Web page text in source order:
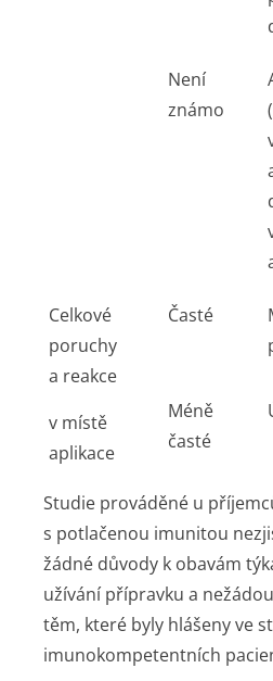
Není
známo
Celkové
poruchy
a reakce
v místě
aplikace
Časté
Méně
časté
Studie prováděné u
s potlačenou imunitou
žádné důvody k obavám
užívání přípravku a
těm, které byly hlášeny ve
imunokompetentních